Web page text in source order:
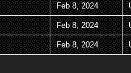
Feb 8, 2024
Feb 8, 2024
Feb 8, 2024